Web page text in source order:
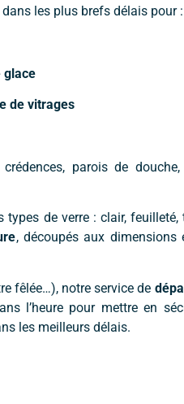
les plus brefs délais pour :
glace
de vitrages
crédences, parois de
de verre : clair, feuilleté,
, découpés aux dimensions
fêlée…), notre service de
l’heure pour mettre en
les meilleurs délais.